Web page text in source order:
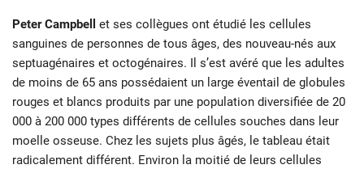
Peter Campbell
et ses collègues ont étudié les cellules
sanguines de personnes de tous âges, des nouveau-nés aux
septuagénaires et octogénaires. Il s’est avéré que les adultes
de moins de 65 ans possédaient un large éventail de globules
rouges et blancs produits par une population diversifiée de 20
000 à 200 000 types différents de cellules souches dans leur
moelle osseuse. Chez les sujets plus âgés, le tableau était
radicalement différent. Environ la moitié de leurs cellules